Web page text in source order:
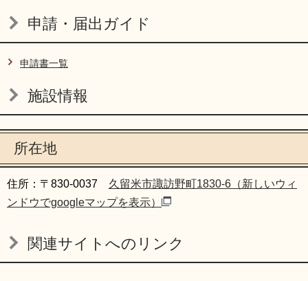
申請・届出ガイド
申請書一覧
施設情報
所在地
住所：〒830-0037 久留米市諏訪野町1830-6（新しいウィ
ンドウでgoogleマップを表示）
関連サイトへのリンク